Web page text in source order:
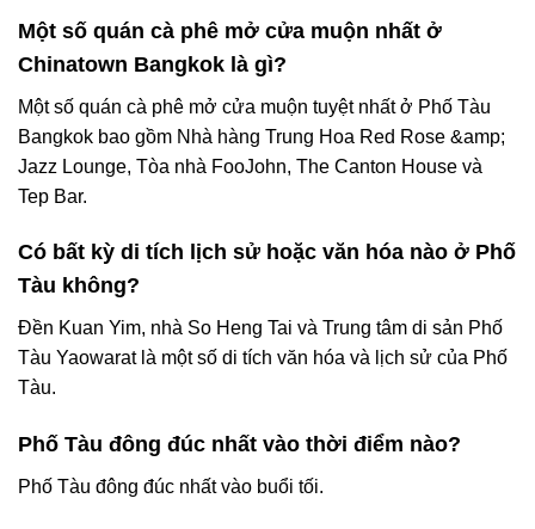
Một số quán cà phê mở cửa muộn nhất ở
Chinatown Bangkok là gì?
Một số quán cà phê mở cửa muộn tuyệt nhất ở Phố Tàu
Bangkok bao gồm Nhà hàng Trung Hoa Red Rose &amp;
Jazz Lounge, Tòa nhà FooJohn, The Canton House và
Tep Bar.
Có bất kỳ di tích lịch sử hoặc văn hóa nào ở Phố
Tàu không?
Đền Kuan Yim, nhà So Heng Tai và Trung tâm di sản Phố
Tàu Yaowarat là một số di tích văn hóa và lịch sử của Phố
Tàu.
Phố Tàu đông đúc nhất vào thời điểm nào?
Phố Tàu đông đúc nhất vào buổi tối.